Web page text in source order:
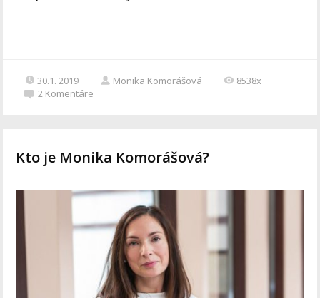
30.1. 2019 Monika Komorášová
8538x
2 Komentáre
Kto je Monika Komorášová?